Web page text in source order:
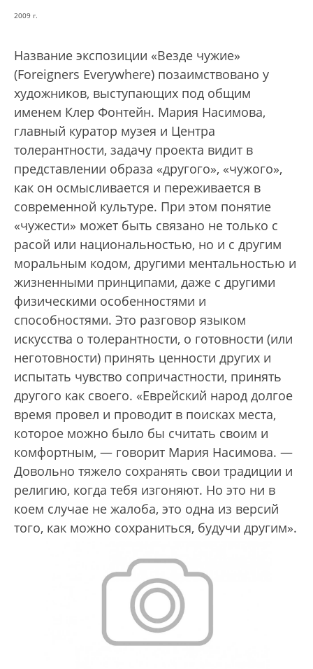
2009 г.
Название экспозиции «Везде чужие»
(Foreigners Everywhere) позаимствовано у
художников, выступающих под общим
именем Клер Фонтейн. Мария Насимова,
главный куратор музея и Центра
толерантности, задачу проекта видит в
представлении образа «другого», «чужого»,
как он осмысливается и переживается в
современной культуре. При этом понятие
«чужести» может быть связано не только с
расой или национальностью, но и с другим
моральным кодом, другими ментальностью и
жизненными принципами, даже с другими
физическими особенностями и
способностями. Это разговор языком
искусства о толерантности, о готовности (или
неготовности) принять ценности других и
испытать чувство сопричастности, принять
другого как своего. «Еврейский народ долгое
время провел и проводит в поисках места,
которое можно было бы считать своим и
комфортным, — говорит Мария Насимова. —
Довольно тяжело сохранять свои традиции и
религию, когда тебя изгоняют. Но это ни в
коем случае не жалоба, это одна из версий
того, как можно сохраниться, будучи другим».